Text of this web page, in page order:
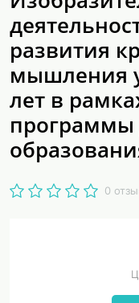
развития
мышления
лет в
программы
0